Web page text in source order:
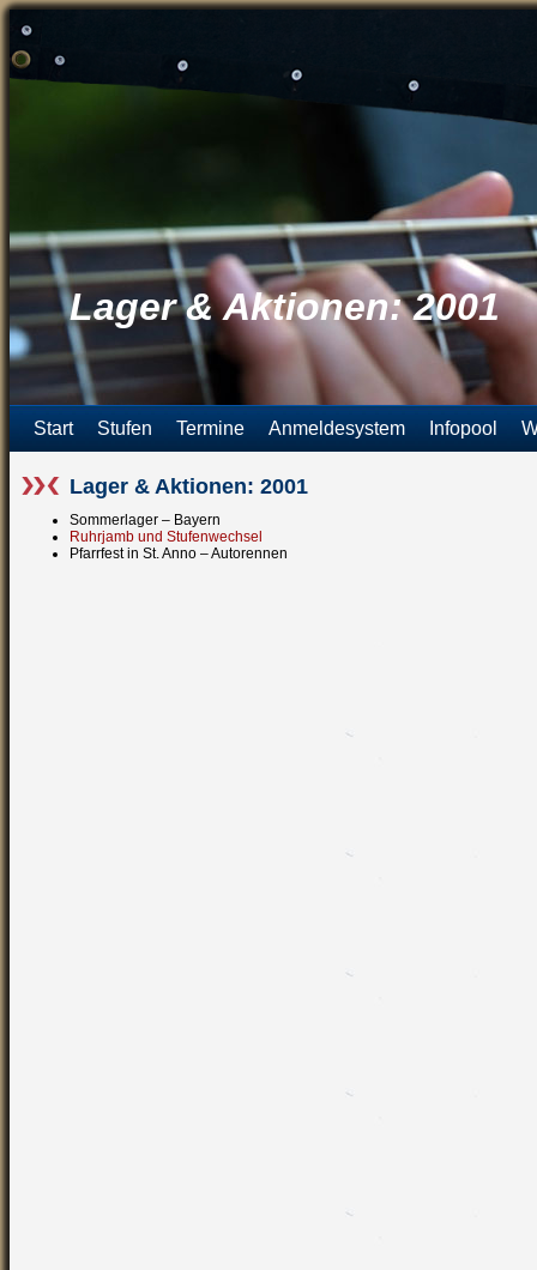
Lager & Aktionen: 2001
Start Stufen Termine Anmeldesystem Infopool
Lager & Aktionen: 2001
Sommerlager – Bayern
Ruhrjamb und Stufenwechsel
Pfarrfest in St. Anno – Autorennen